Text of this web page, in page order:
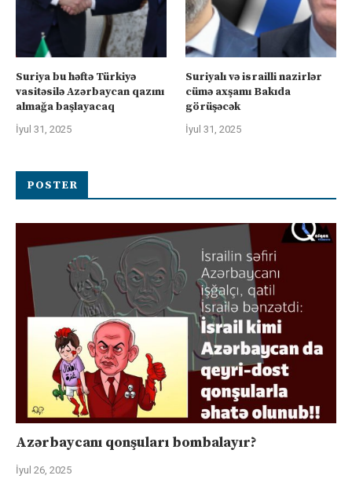
Suriya bu həftə Türkiyə
vasitəsilə Azərbaycan qazını
almağa başlayacaq
İyul 31, 2025
Suriyalı və israilli nazirlər
cümə axşamı Bakıda
görüşəcək
İyul 31, 2025
POSTER
Azərbaycanı qonşuları bombalayır?
İyul 26, 2025